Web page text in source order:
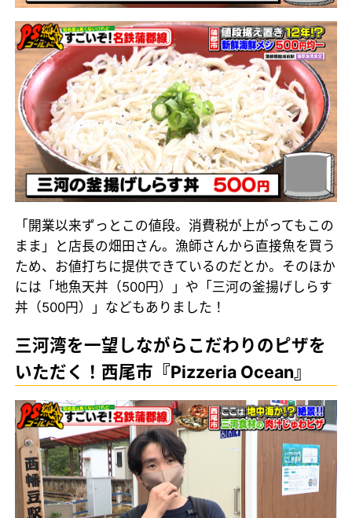
「開業以来ずっとこの値段。消費税が上がってもこの
まま」と店長の畑田さん。漁師さんから直接魚を買う
ため、お値打ちに提供できているのだとか。そのほか
には「地魚天丼（500円）」や「三河の釜揚げしらす
丼（500円）」などもありました！
三河湾を一望しながらこだわりのピザを
いただく！西尾市『Pizzeria Ocean』